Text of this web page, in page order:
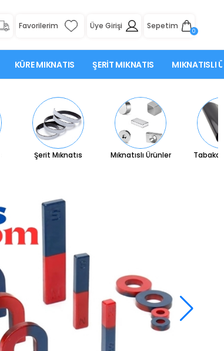
Favorilerim Üye Girişi Sepetim
0
KÜRE MIKNATIS ŞERIT MIKNATIS MIKNATISLI
Şerit Mıknatıs Mıknatıslı Ürünler Tabaka